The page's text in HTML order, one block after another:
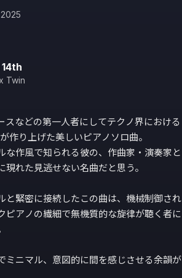
Twin
スなどの第一人者にしてテクノ界における
作り上げた美しいピアノソロ曲。
な作風で知られる彼の、作曲家・演奏家と
現れた見逃せない名曲だと思う。
と緊密に接続したこの曲は、機械制御され
ピアノの繊細で無機質的な旋律が聴く者に
ミニマル、意図的に間を感じさせる余韻が